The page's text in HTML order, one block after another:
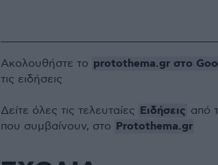
Ακολουθήστε το protothema.gr στο
τις ειδήσεις
Δείτε όλες τις τελευταίες Ειδήσεις από
που συμβαίνουν, στο Protothema.gr